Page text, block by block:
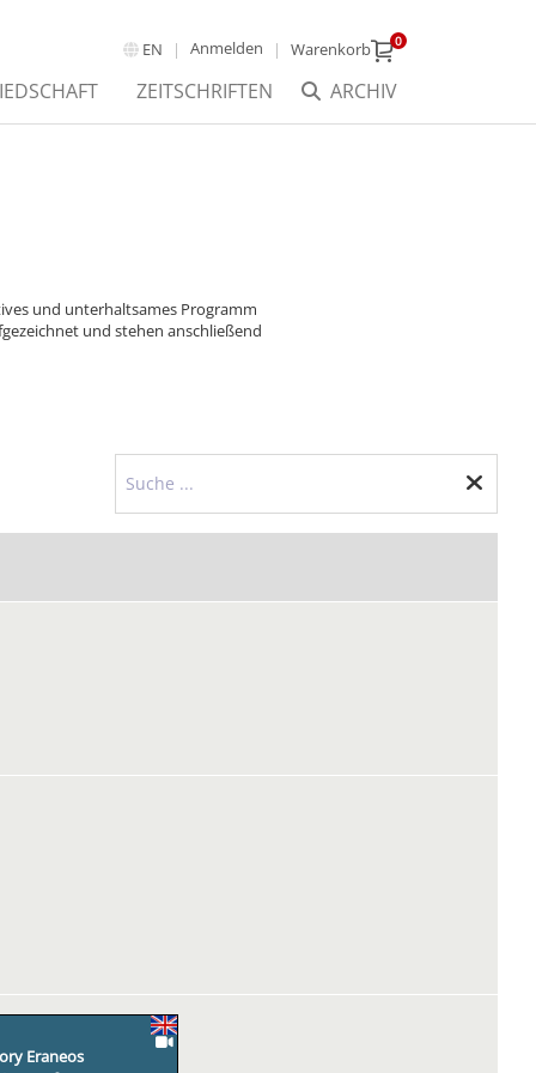
EN Anmelden Warenkorb 0
ARCHIV
ZEITSCHRIFTEN
und unterhaltsames Programm
und stehen anschließend
Eraneos